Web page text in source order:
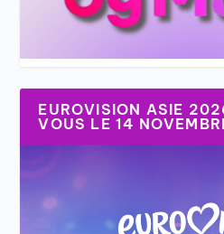
EUROVISION ASIE
VOUS LE 14